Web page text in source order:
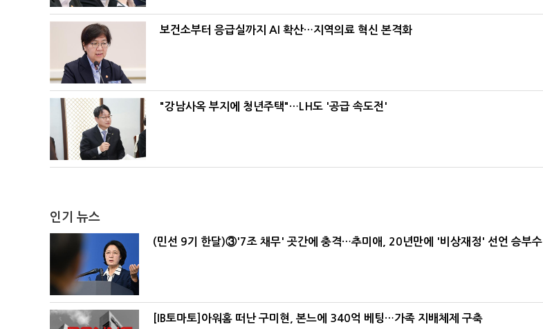
보건소부터 응급실까지 AI 확산…지역의료 혁신 본격화
"강남사옥 부지에 청년주택"…LH도 '공급 속도전'
인기 뉴스
(민선 9기 한달)③'7조 채무' 곳간에 충격…추미애, 20년만에 '비상재정' 선언 승부수
[IB토마토]아워홈 떠난 구미현, 본느에 340억 베팅…가족 지배체제 구축